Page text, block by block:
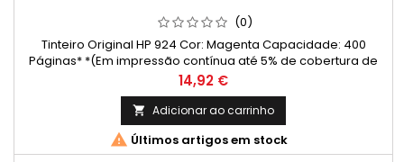
(0)
Tinteiro Original HP 924 Cor: Magenta Capacidade: 400
Páginas* *(Em impressão contínua até 5% de cobertura de
uma Folha A4)
Preço
14,92 €
 Adicionar ao carrinho
 Últimos artigos em stock